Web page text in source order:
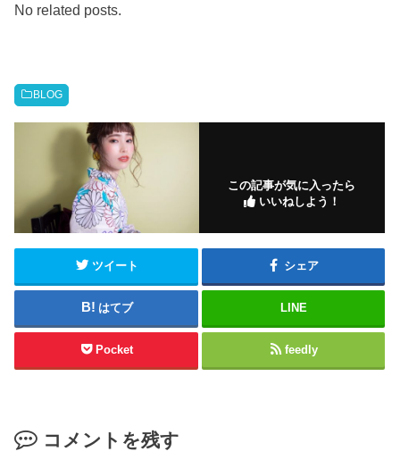
No related posts.
BLOG
この記事が気に入ったら
いいねしよう！
ツイート シェア
はてブ LINE
Pocket feedly
コメントを残す